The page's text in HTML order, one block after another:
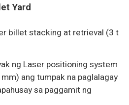
Yard
billet stacking at retrieval (3 t
ng Laser positioning system
ang tumpak na paglalagay
sa paggamit ng